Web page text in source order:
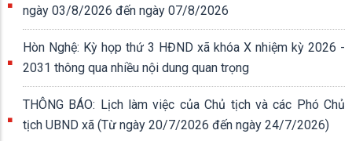
ngày 03/8/2026 đến ngày 07/8/2026
Hòn Nghệ: Kỳ họp thứ 3 HĐND xã khóa X nhiệm kỳ 2026 -
2031 thông qua nhiều nội dung quan trọng
THÔNG BÁO: Lịch làm việc của Chủ tịch và các Phó Chủ
tịch UBND xã (Từ ngày 20/7/2026 đến ngày 24/7/2026)